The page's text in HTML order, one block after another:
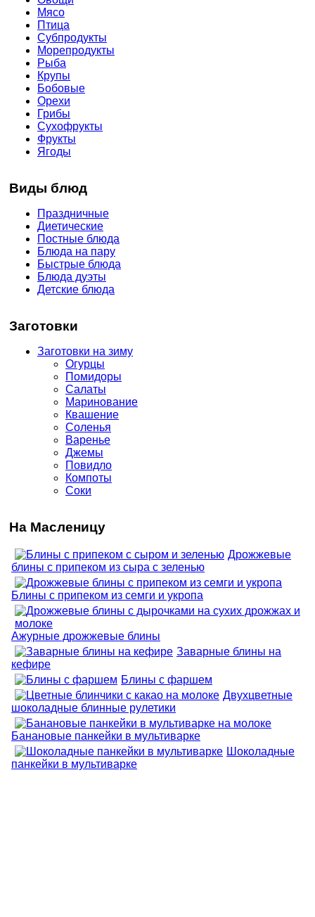
Мясо
Птица
Субпродукты
Морепродукты
Рыба
Крупы
Бобовые
Орехи
Грибы
Сухофрукты
Фрукты
Ягоды
Виды блюд
Праздничные
Диетические
Постные блюда
Блюда на пару
Быстрые блюда
Блюда дуэты
Детские блюда
Заготовки
Заготовки на зиму
Огурцы
Помидоры
Салаты
Маринование
Квашение
Соленья
Варенье
Джемы
Повидло
Компоты
Соки
На Масленицу
Дрожжевые
блины с припеком из сыра с зеленью
Блины с припеком из семги и укропа
Ажурные дрожжевые блины
Заварные блины на
кефире
Блины с фаршем
Двухцветные
шоколадные блинные рулетики
Банановые панкейки в мультиварке
Шоколадные
панкейки в мультиварке